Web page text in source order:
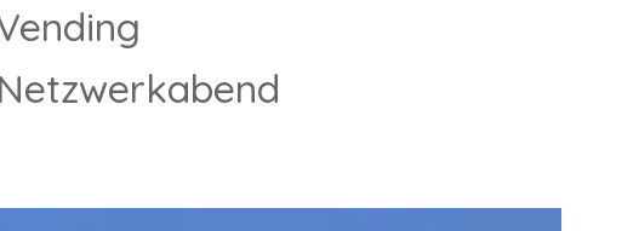
rkabend